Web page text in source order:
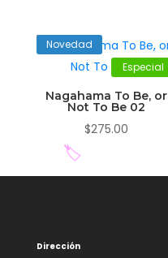
Especial
Novedad
Nagahama To Be, or
Not To Be 02
$275.00
Dirección